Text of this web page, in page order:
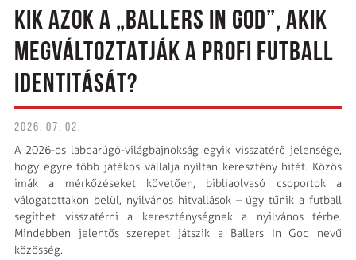
KIK AZOK A „BALLERS IN GOD”, AKIK
MEGVÁLTOZTATJÁK A PROFI FUTBALL
IDENTITÁSÁT?
2026. 07. 02.
A 2026-os labdarúgó-világbajnokság egyik visszatérő jelensége,
hogy egyre több játékos vállalja nyíltan keresztény hitét. Közös
imák a mérkőzéseket követően, bibliaolvasó csoportok a
válogatottakon belül, nyilvános hitvallások – úgy tűnik a futball
segíthet visszatérni a kereszténységnek a nyilvános térbe.
Mindebben jelentős szerepet játszik a Ballers In God nevű
közösség.